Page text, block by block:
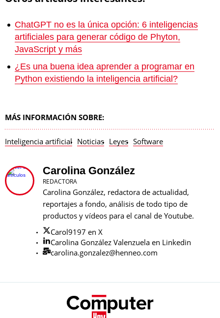
ChatGPT no es la única opción: 6 inteligencias
artificiales para generar código de Phyton,
JavaScript y más
¿Es una buena idea aprender a programar en
Python existiendo la inteligencia artificial?
MÁS INFORMACIÓN SOBRE:
Inteligencia artificial Noticias Leyes Software
Carolina González
REDACTORA
Carolina González, redactora de actualidad,
reportajes a fondo, análisis de todo tipo de
productos y vídeos para el canal de Youtube.
Carol9197 en X
Carolina González Valenzuela en Linkedin
carolina.gonzalez@henneo.com